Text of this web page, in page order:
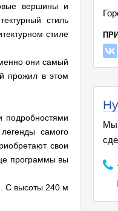
вершины и
стиль
стиле
они самый
прожил в этом
подробностями
самого
свои
программы вы
С высоты 240 м
Мы